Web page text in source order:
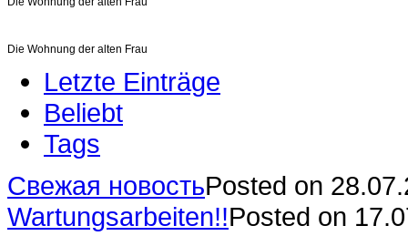
Die Wohnung der alten Frau
Letzte Einträge
Beliebt
Tags
Свежая новостьPosted on
Wartungsarbeiten!!Posted on